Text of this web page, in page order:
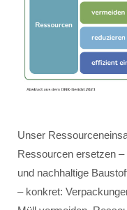
Unser
Ressourcen ersetzen
und nachhaltige
– konkret: